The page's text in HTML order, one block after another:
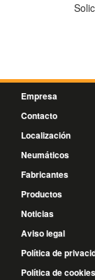
Empresa
Contacto
Localización
Neumáticos
Fabricantes
Productos
Noticias
Aviso legal
Política de
Política de cookies